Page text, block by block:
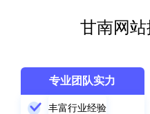
甘南网
专业团队实力
丰富行业经验
🔍 SEO优化